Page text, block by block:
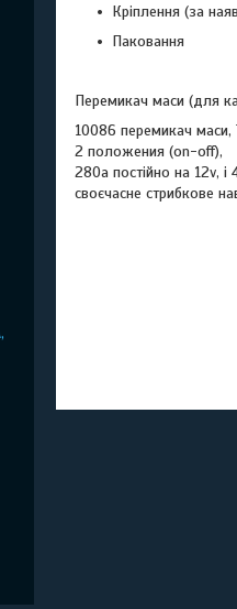
Кріплення (за
Паковання
Перемикач маси (для
10086 перемикач
2 положения (on-off),
280a постійно на 12v, і
своєчасне стрибкове